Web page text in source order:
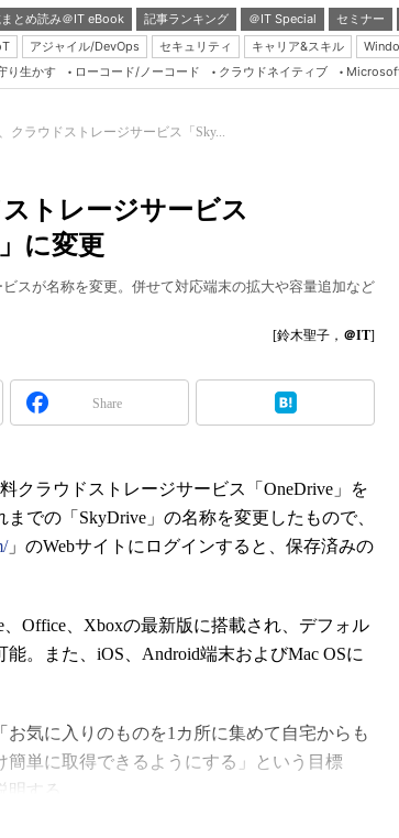
とめ読み＠IT eBook 記事ランキング ＠IT Special セミナー
アジャイル/DevOps セキュリティ キャリア&スキル
Server &
Database
Linux ＆ OSS
Master of
Security &
り生かす ローコード/ノーコード クラウドネイティブ
クラウドストレージサービス「Sky...
トレージサービス
に変更
スが名称を変更。併せて対応端末の拡大や容量追加など
[鈴木聖子， ＠IT]
Share
クラウドストレージサービス「OneDrive」を
での「SkyDrive」の名称を変更したもので、
」のWebサイトにログインすると、保存済みの
、Office、Xboxの最新版に搭載され、デフォル
。また、iOS、Android端末およびMac OSに
気に入りのものを1カ所に集めて自宅からも
単に取得できるようにする」という目標
する。